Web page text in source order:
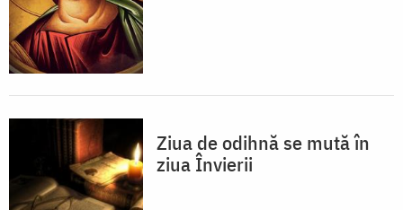
Ziua de odihnă se mută în
ziua Învierii